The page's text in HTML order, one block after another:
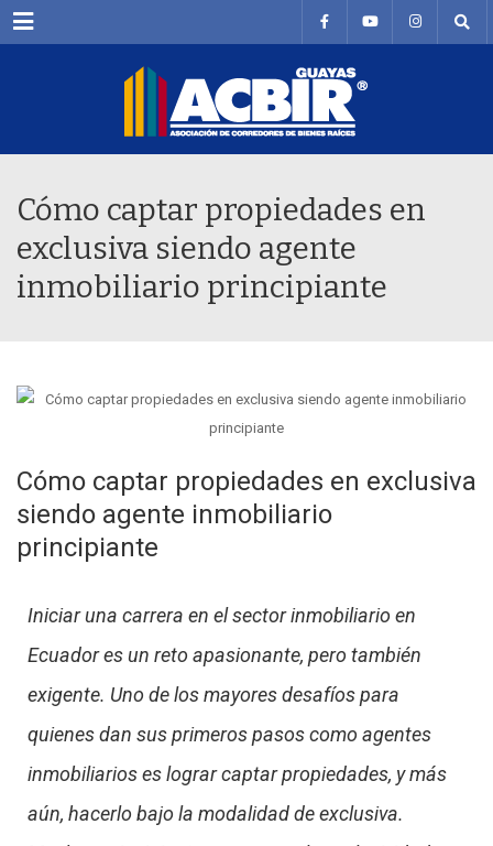
Menu
Cómo captar propiedades en
exclusiva siendo agente
inmobiliario principiante
Cómo captar propiedades en exclusiva
siendo agente inmobiliario
principiante
Iniciar una carrera en el sector inmobiliario en
Ecuador es un reto apasionante, pero también
exigente. Uno de los mayores desafíos para
quienes dan sus primeros pasos como agentes
inmobiliarios es lograr captar propiedades, y más
aún, hacerlo bajo la modalidad de exclusiva.